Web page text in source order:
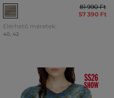
81 990 Ft
57 390 Ft
Elérhető méretek:
40, 42